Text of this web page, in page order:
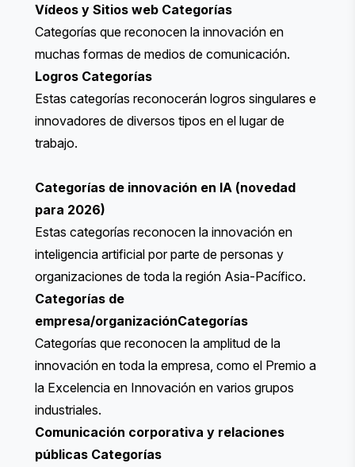
Vídeos y Sitios web Categorías
Categorías que reconocen la innovación en
muchas formas de medios de comunicación.
Logros Categorías
Estas categorías reconocerán logros singulares e
innovadores de diversos tipos en el lugar de
trabajo.
Categorías de innovación en IA (novedad
para 2026)
Estas categorías reconocen la innovación en
inteligencia artificial por parte de personas y
organizaciones de toda la región Asia-Pacífico.
Categorías de
empresa/organizaciónCategorías
Categorías que reconocen la amplitud de la
innovación en toda la empresa, como el Premio a
la Excelencia en Innovación en varios grupos
industriales.
Comunicación corporativa y relaciones
públicas Categorías